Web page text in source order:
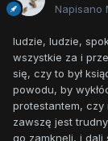
Napisano
ludzie, ludzie,
wszystkie za i
się, czy to był
powodu, by
protestantem, czy
zawszę jest
go zamknęli, i dali